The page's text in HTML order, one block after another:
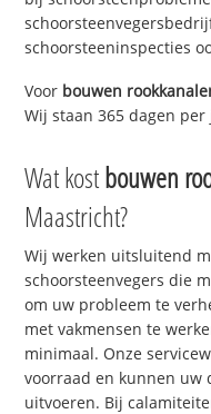
schoorsteeninspecties
Voor bouwen
Wij staan 365 dagen
Wat kostbouwen
Maastricht?
Wij werken uitsluitend
schoorsteenvegers die
om uw probleem te
met vakmensen te
minimaal. Onze
voorraad en kunnen uw
uitvoeren. Bij